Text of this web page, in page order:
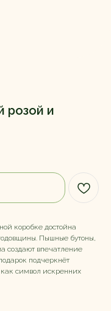
розой и
коробке достойна
Пышные бутоны,
создают впечатление
подчеркнёт
символ искренних